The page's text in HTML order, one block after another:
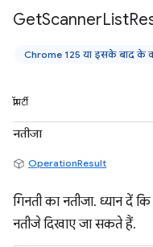
GetScannerList
Chrome 125 या इसके बाद के
प्रॉपर्टी
नतीजा
OperationResult
गिनती का नतीजा. ध्यान दें
नतीजे दिखाए जा सकते हैं.